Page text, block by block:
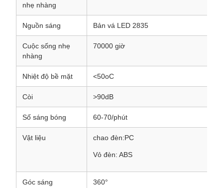
nhẹ nhàng
Nguồn sáng Bản vá LED 2835
Cuộc sống nhẹ
nhàng
70000 giờ
Nhiệt độ bề mặt <50oC
Còi >90dB
Số sáng bóng 60-70/phút
Vật liệu chao đèn:PC
Vỏ đèn: ABS
Góc sáng 360°